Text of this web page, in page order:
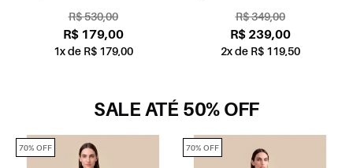
R$ 530,00
R$ 179,00
1x de R$ 179,00
R$ 349,00
R$ 239,00
2x de R$ 119,50
SALE ATÉ 50% OFF
70% OFF 70% OFF